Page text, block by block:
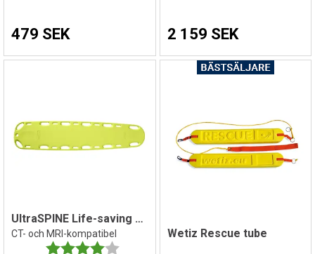
479 SEK 2 159 SEK
UltraSPINE Life-saving Board
CT- och MRI-kompatibel
Betyg:
4.0 utav 5 stjärnor
Wetiz Rescue tube